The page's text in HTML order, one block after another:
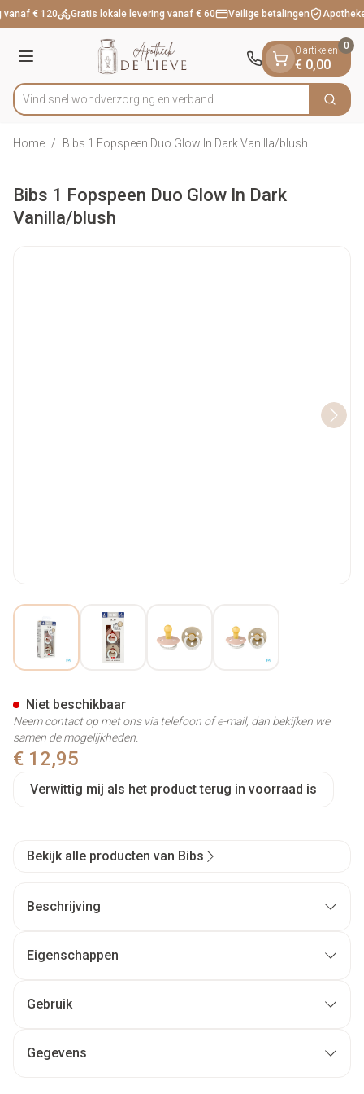
Ga naar de inhoud
1 van 1
€ 120 Gratis lokale levering vanaf € 60 Veilige betalingen
Menu
Product, merk, categorie...
Vind snel wondverzorging en verband Zoek
0 artikelen
€ 0,00
0
Home / Bibs 1 Fopspeen Duo Glow In Dark Vanilla/blush
Bibs 1 Fopspeen Duo Glow In Dark
Vanilla/blush
View larger imageView larger image
€ 12,95
Verwittig mij als het product terug in voorraad is
Niet beschikbaar
Neem contact op met ons via telefoon of e-mail, dan bekijken we
samen de mogelijkheden.
Bekijk alle producten van Bibs
Beschrijving
Eigenschappen
Gemaakt van natuurlijk rubber
Verkrijgbaar in een verlichte versie voor gebruik 's
Gebruik
Gegevens